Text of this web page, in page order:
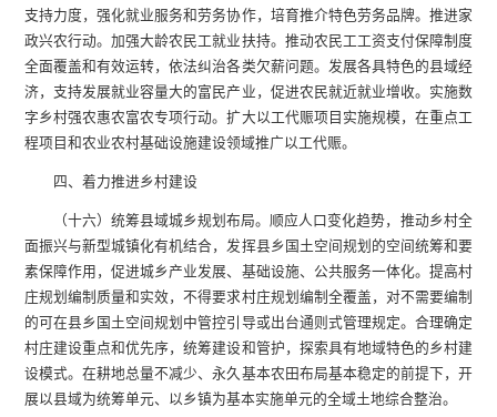
支持力度，强化就业服务和劳务协作，培育推介特色劳务品牌。推进家
政兴农行动。加强大龄农民工就业扶持。推动农民工工资支付保障制度
全面覆盖和有效运转，依法纠治各类欠薪问题。发展各具特色的县域经
济，支持发展就业容量大的富民产业，促进农民就近就业增收。实施数
字乡村强农惠农富农专项行动。扩大以工代赈项目实施规模，在重点工
程项目和农业农村基础设施建设领域推广以工代赈。
四、着力推进乡村建设
（十六）统筹县域城乡规划布局。顺应人口变化趋势，推动乡村全
面振兴与新型城镇化有机结合，发挥县乡国土空间规划的空间统筹和要
素保障作用，促进城乡产业发展、基础设施、公共服务一体化。提高村
庄规划编制质量和实效，不得要求村庄规划编制全覆盖，对不需要编制
的可在县乡国土空间规划中管控引导或出台通则式管理规定。合理确定
村庄建设重点和优先序，统筹建设和管护，探索具有地域特色的乡村建
设模式。在耕地总量不减少、永久基本农田布局基本稳定的前提下，开
展以县域为统筹单元、以乡镇为基本实施单元的全域土地综合整治。